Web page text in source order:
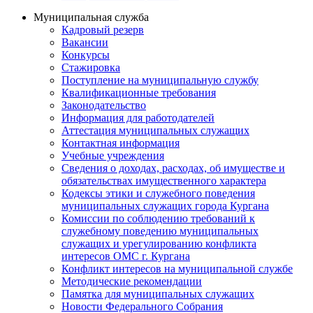
Муниципальная служба
Кадровый резерв
Вакансии
Конкурсы
Стажировка
Поступление на муниципальную службу
Квалификационные требования
Законодательство
Информация для работодателей
Аттестация муниципальных служащих
Контактная информация
Учебные учреждения
Сведения о доходах, расходах, об имуществе и
обязательствах имущественного характера
Кодексы этики и служебного поведения
муниципальных служащих города Кургана
Комиссии по соблюдению требований к
служебному поведению муниципальных
служащих и урегулированию конфликта
интересов ОМС г. Кургана
Конфликт интересов на муниципальной службе
Методические рекомендации
Памятка для муниципальных служащих
Новости Федерального Cобрания